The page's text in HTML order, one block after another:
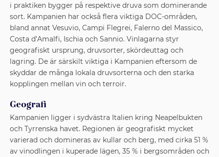
i praktiken bygger på respektive druva som dominerande
sort. Kampanien har också flera viktiga DOC-områden,
bland annat Vesuvio, Campi Flegrei, Falerno del Massico,
Costa d’Amalfi, Ischia och Sannio. Vinlagarna styr
geografiskt ursprung, druvsorter, skördeuttag och
lagring. De är särskilt viktiga i Kampanien eftersom de
skyddar de många lokala druvsorterna och den starka
kopplingen mellan vin och terroir.
Geografi
Kampanien ligger i sydvästra Italien kring Neapelbukten
och Tyrrenska havet. Regionen är geografiskt mycket
varierad och domineras av kullar och berg, med cirka 51 %
av vinodlingen i kuperade lägen, 35 % i bergsområden och